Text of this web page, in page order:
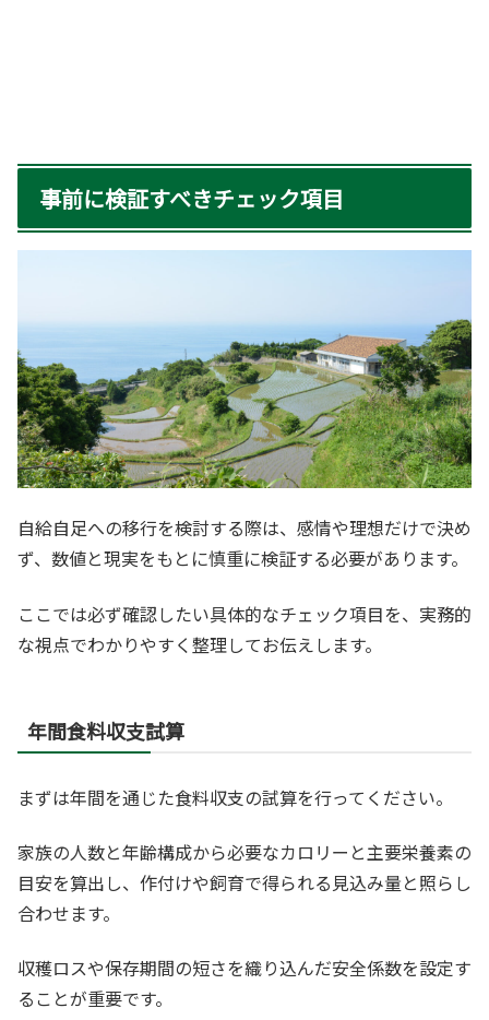
事前に検証すべきチェック項目
自給自足への移行を検討する際は、感情や理想だけで決め
ず、数値と現実をもとに慎重に検証する必要があります。
ここでは必ず確認したい具体的なチェック項目を、実務的
な視点でわかりやすく整理してお伝えします。
年間食料収支試算
まずは年間を通じた食料収支の試算を行ってください。
家族の人数と年齢構成から必要なカロリーと主要栄養素の
目安を算出し、作付けや飼育で得られる見込み量と照らし
合わせます。
収穫ロスや保存期間の短さを織り込んだ安全係数を設定す
ることが重要です。